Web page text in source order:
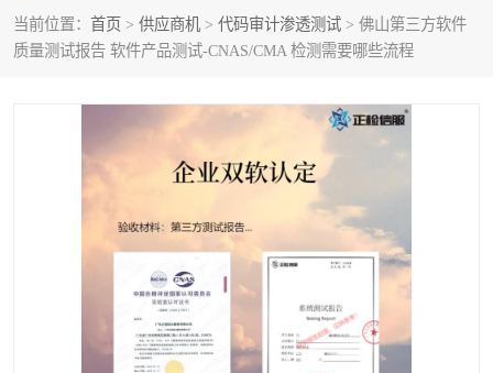
当前位置： 首页 > 供应商机 > 代码审计渗透测试 > 佛山第三方软件
质量测试报告 软件产品测试-CNAS/CMA 检测需要哪些流程
信息安全风险评估 系统性能效率测试